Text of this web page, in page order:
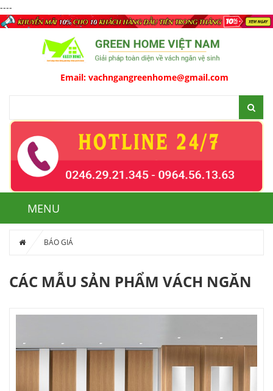
----
Email:vachngangreenhome@gmail.com
MENU
BÁO GIÁ
CÁC MẪU SẢN PHẨM VÁCH NGĂN